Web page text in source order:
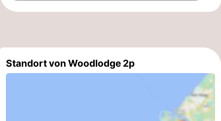
Essen
Standort von Woodlodge 2p